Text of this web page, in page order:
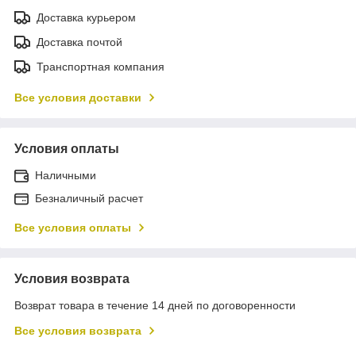
Доставка курьером
Доставка почтой
Транспортная компания
Все условия доставки
Условия оплаты
Наличными
Безналичный расчет
Все условия оплаты
Условия возврата
Возврат товара в течение 14 дней по договоренности
Все условия возврата